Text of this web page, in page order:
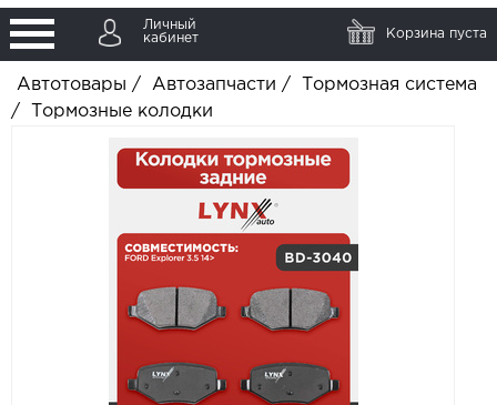
Личный
кабинет
Корзина пуста
Автотовары / Автозапчасти /
Тормозная система
/
Тормозные колодки